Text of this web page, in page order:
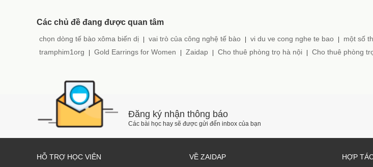
Các chủ đề đang được quan tâm
chọn dòng tế bào xôma biến dị vai trò của công nghệ tế bào vi du ve cong nghe te bao một số
tramphim1org Gold Earrings for Women Zaidap Cho thuê phòng trọ hà nội Cho thuê phòng
Đăng ký nhận thông báo
Các bài học hay sẽ được gửi đến inbox của bạn
HỖ TRỢ HỌC VIÊN VỀ ZAIDAP HỢP